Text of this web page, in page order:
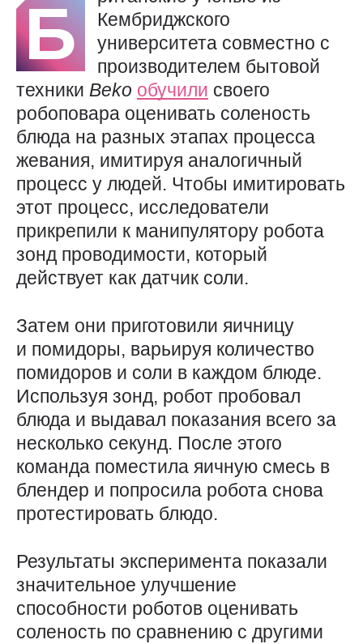
Б
Кембриджского
университета совместно с
производителем бытовой
техники Beko обучили своего
робоповара оценивать соленость
блюда на разных этапах процесса
жевания, имитируя аналогичный
процесс у людей. Чтобы имитировать
этот процесс, исследователи
прикрепили к манипулятору робота
зонд проводимости, который
действует как датчик соли.
Затем они приготовили яичницу
и помидоры, варьируя количество
помидоров и соли в каждом блюде.
Используя зонд, робот пробовал
блюда и выдавал показания всего за
несколько секунд. После этого
команда поместила яичную смесь в
блендер и попросила робота снова
протестировать блюдо.
Результаты эксперимента показали
значительное улучшение
способности роботов оценивать
соленость по сравнению с другими